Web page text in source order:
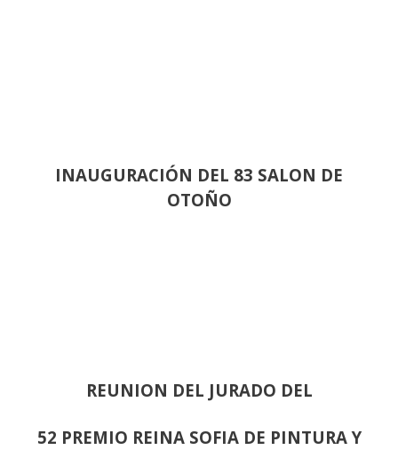
INAUGURACIÓN DEL 83 SALON DE
OTOÑO
REUNION DEL JURADO DEL
52 PREMIO REINA SOFIA DE PINTURA Y